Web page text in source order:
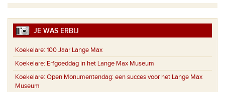
JE WAS ERBIJ
Koekelare: 100 Jaar Lange Max
Koekelare: Erfgoeddag in het Lange Max Museum
Koekelare: Open Monumentendag: een succes voor het Lange Max
Museum